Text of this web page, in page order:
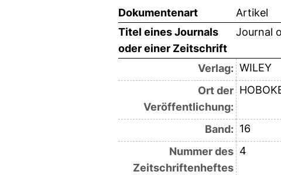
Dokumentenart
Artikel
Titel eines Journals
oder einer Zeitschrift
Journal
Verlag: WILEY
Ort der
Veröffentlichung:
Band: 16
Nummer des
Zeitschriftenheftes
4